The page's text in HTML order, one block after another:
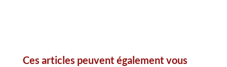
Ces articles peuvent également vous